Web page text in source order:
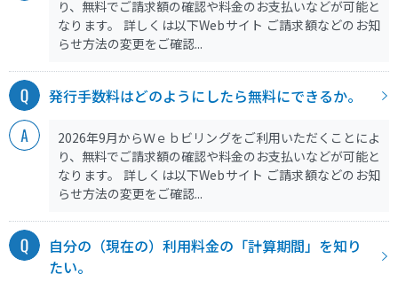
り、無料でご請求額の確認や料金のお支払いなどが可能と
なります。 詳しくは以下Webサイト ご請求額などのお知
らせ方法の変更をご確認...
発行手数料はどのようにしたら無料にできるか。
2026年9月からＷｅｂビリングをご利用いただくことによ
り、無料でご請求額の確認や料金のお支払いなどが可能と
なります。 詳しくは以下Webサイト ご請求額などのお知
らせ方法の変更をご確認...
自分の（現在の）利用料金の「計算期間」を知り
たい。